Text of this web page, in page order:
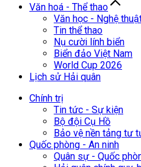
Văn hoá - Thể thao
Văn học - Nghệ
Tin thể thao
Nụ cười lính biển
Biển đảo Việt Nam
World Cup 2026
Lịch sử Hải quân
Chính trị
Tin tức - Sự kiện
Bộ đội Cụ Hồ
Bảo vệ nền tảng tư
Quốc phòng - An ninh
Quân sự - Quốc